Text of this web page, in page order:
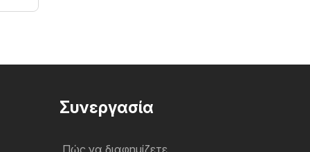
Συνεργασία
Πώς να διαφημίζετε